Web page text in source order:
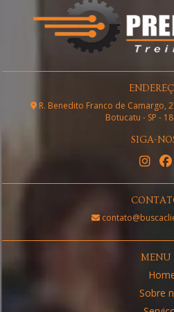
R. Benedito Franco de Camargo,
Botucatu - SP -
SIGA-
MENU
Sobre